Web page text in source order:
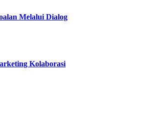
Melalui Dialog
Kolaborasi